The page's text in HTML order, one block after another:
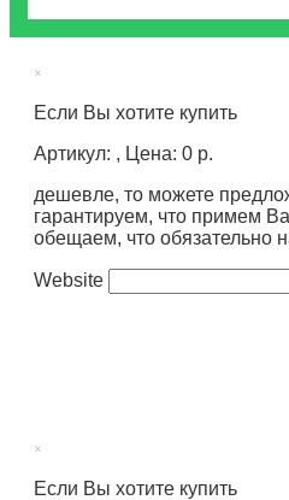
×
Если Вы хотите купить
Артикул: , Цена: 0 р.
дешевле, то можете
гарантируем, что примем
обещаем, что обязательно
Website
×
Если Вы хотите купить